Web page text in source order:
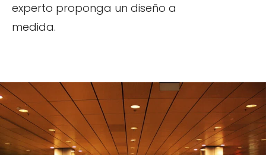
experto proponga un diseño a
medida.